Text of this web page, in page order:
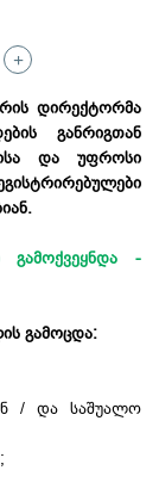
+
დირექტორმა
განრიგთან
და უფროსი
გამოქვეყნდა -
გამოცდა:
/ და საშუალო